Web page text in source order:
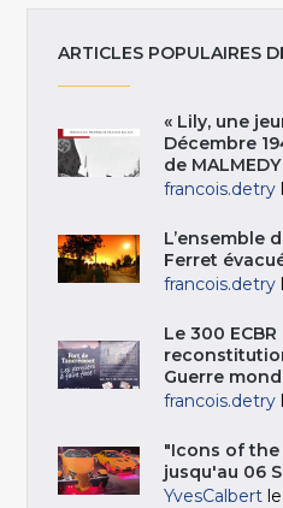
ARTICLES POPULAIRES
« Lily, une
Décembre
de
francois.detry
L’ensemble
Ferret
francois.detry
Le 300
Guerre
francois.detry
"Icons of the
jusqu'au 06
YvesCalbert